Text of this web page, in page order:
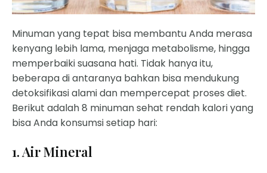
Minuman yang tepat bisa membantu Anda merasa
kenyang lebih lama, menjaga metabolisme, hingga
memperbaiki suasana hati. Tidak hanya itu,
beberapa di antaranya bahkan bisa mendukung
detoksifikasi alami dan mempercepat proses diet.
Berikut adalah 8 minuman sehat rendah kalori yang
bisa Anda konsumsi setiap hari:
1. Air Mineral